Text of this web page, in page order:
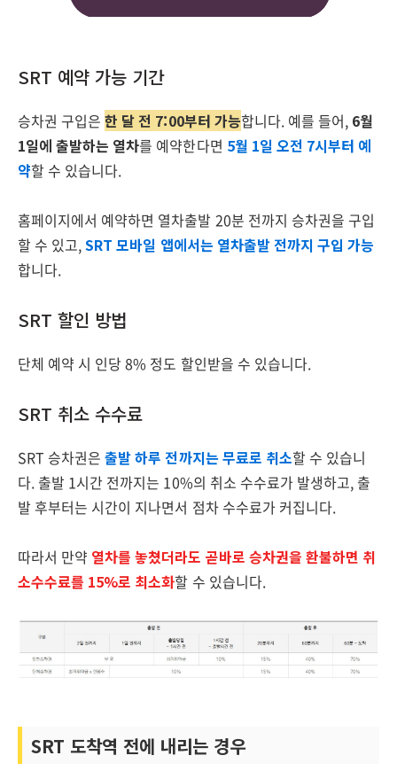
SRT 예약 가능 기간
승차권 구입은한 달 전 7:00부터 가능합니다. 예를 들어, 6월
1일에 출발하는 열차를 예약한다면 5월 1일 오전 7시부터 예
약할 수 있습니다.
홈페이지에서 예약하면 열차출발 20분 전까지 승차권을 구입
할 수 있고,SRT 모바일 앱에서는 열차출발 전까지 구입 가능
합니다.
SRT 할인 방법
단체 예약 시 인당 8% 정도 할인받을 수 있습니다.
SRT 취소 수수료
SRT 승차권은출발 하루 전까지는 무료로 취소할 수 있습니
다. 출발 1시간 전까지는 10%의 취소 수수료가 발생하고, 출
발 후부터는 시간이 지나면서 점차 수수료가 커집니다.
따라서 만약 열차를 놓쳤더라도 곧바로 승차권을 환불하면 취
소수수료를 15%로 최소화할 수 있습니다.
SRT 도착역 전에 내리는 경우